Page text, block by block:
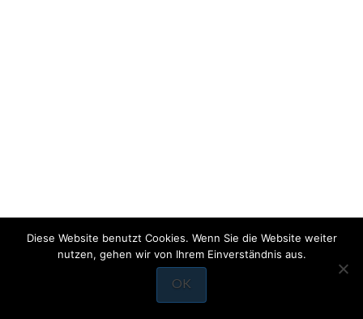
Diese Website benutzt Cookies. Wenn Sie die Website weiter
nutzen, gehen wir von Ihrem Einverständnis aus.
OK